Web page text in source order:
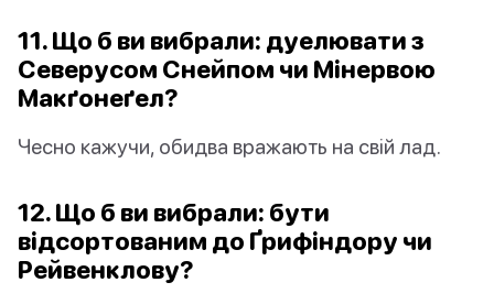
11. Що б ви вибрали: дуелювати з
Северусом Снейпом чи Мінервою
Макґонеґел?
Чесно кажучи, обидва вражають на свій лад.
12. Що б ви вибрали: бути
відсортованим до Ґрифіндору чи
Рейвенклову?